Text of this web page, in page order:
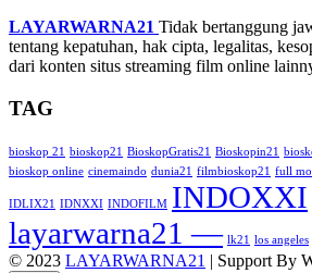
LAYARWARNA21 Tidak bertanggung
tentang kepatuhan, hak cipta, legalitas,
dari konten situs streaming film online
TAG
bioskop 21 bioskop21 BioskopGratis21 Bioskopin21
bioskop online cinemaindo dunia21 filmbioskop21 full
IDLIX21 IDNXXI INDOFILM INDOXXI
layarwarna21 — lk21 los angeles
© 2023 LAYARWARNA21 | Support By